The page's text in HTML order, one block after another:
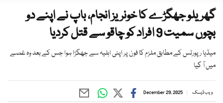
گھریلو جھگڑے کا خونریز انجام، باپ نے اپنے دو
بچوں سمیت 9 افراد کو چاقو سے قتل کردیا
میڈیا رپورٹس کے مطابق ملزم کا فون پر اپنی اہلیہ سے جھگڑا ہوا جس کے بعد وہ غصے
میں آ گیا
ویب ڈیسک December 29, 2025